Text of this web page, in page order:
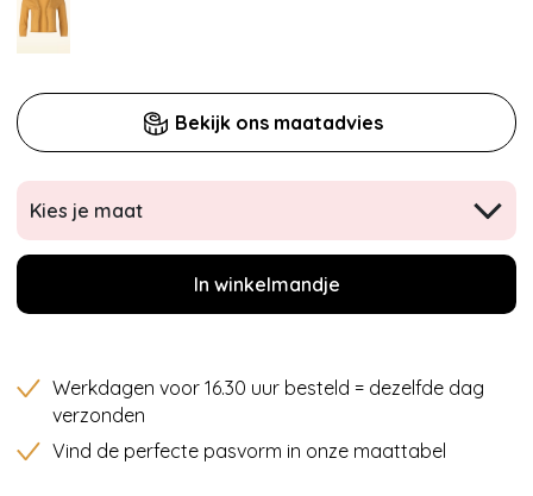
Bekijk ons maatadvies
Kies je maat
In winkelmandje
Werkdagen voor 16.30 uur besteld = dezelfde dag
verzonden
Vind de perfecte pasvorm in onze maattabel